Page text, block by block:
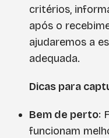
critérios,
após o
ajudaremos a
adequada.
Dicas para
Bem de perto:
funcionam